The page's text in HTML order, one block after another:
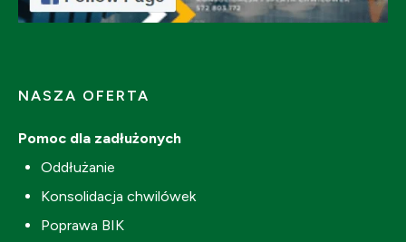
NASZA OFERTA
Pomoc dla zadłużonych
Oddłużanie
Konsolidacja chwilówek
Poprawa BIK